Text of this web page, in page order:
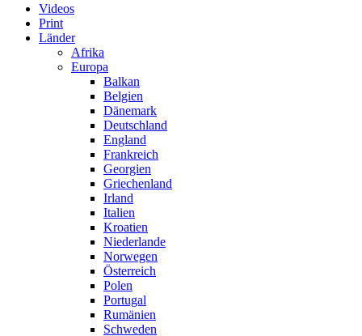
Videos
Print
Länder
Afrika
Europa
Balkan
Belgien
Dänemark
Deutschland
England
Frankreich
Georgien
Griechenland
Irland
Italien
Kroatien
Niederlande
Norwegen
Österreich
Polen
Portugal
Rumänien
Schweden